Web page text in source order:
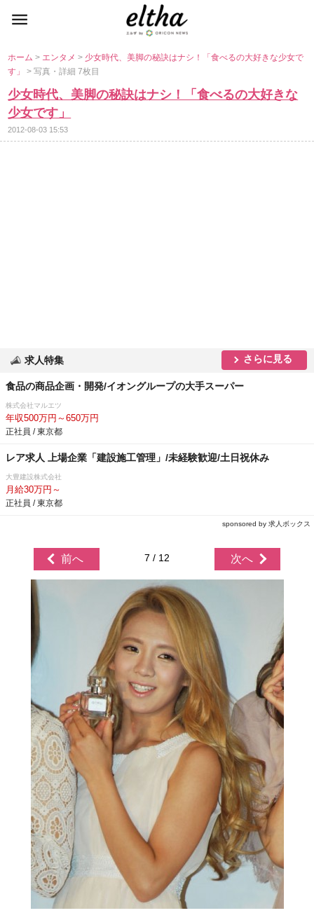
ホーム> エンタメ> 少女時代、美脚の秘訣はナシ！「食べるの大好きな少女で
す」> 写真・詳細 7枚目
少女時代、美脚の秘訣はナシ！「食べるの大好きな
少女です」
2012-08-03 15:53
求人特集 さらに見る
食品の商品企画・開発/イオングループの大手スーパー
株式会社マルエツ
年収500万円～650万円
正社員 / 東京都
レア求人 上場企業「建設施工管理」/未経験歓迎/土日祝休み
大豊建設株式会社
月給30万円～
正社員 / 東京都
sponsored by 求人ボックス
前へ 7 / 12 次へ